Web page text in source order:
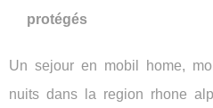
protégés
Un sejour en mobil home,
nuits dans la region rhone